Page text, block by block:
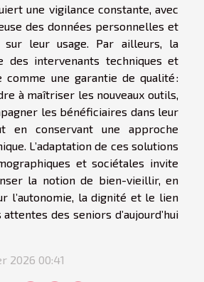
une vigilance constante, avec
des données personnelles et
sur leur usage. Par ailleurs, la
des intervenants techniques et
comme une garantie de qualité :
à maîtriser les nouveaux outils,
les bénéficiaires dans leur
en conservant une approche
L’adaptation de ces solutions
et sociétales invite
la notion de bien-vieillir, en
l’autonomie, la dignité et le lien
des seniors d’aujourd’hui
2026 00:41